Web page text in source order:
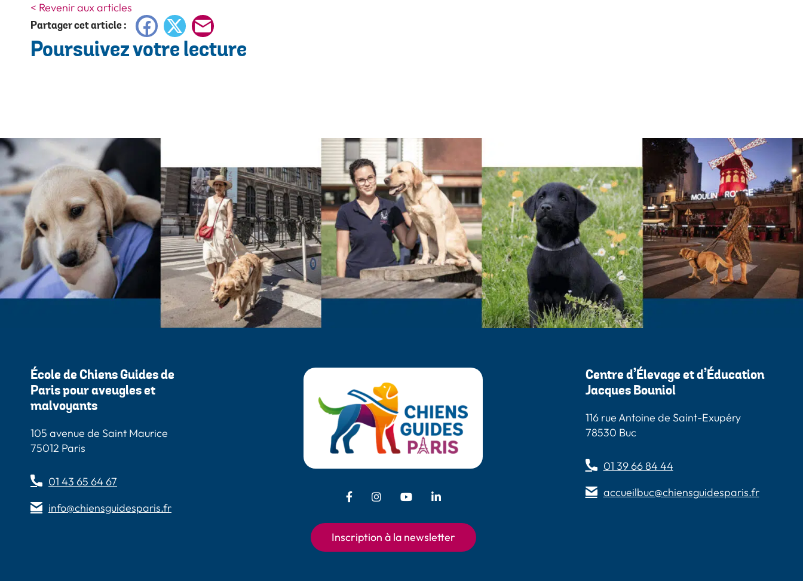
< Revenir aux articles
Partager cet article : Facebook
X
mail
Poursuivez votre lecture
École de Chiens Guides de
Paris pour aveugles et
malvoyants
105 avenue de Saint Maurice
75012 Paris
01 43 65 64 67
info@chiensguidesparis.fr
Facebook - Chiens Guides Paris
Instagram - Chiens Guides Paris
Youtube - Chiens Guides Paris
LinkedIn - Chiens Guides Paris
Inscription à la newsletter
Centre d’Élevage et d’Éducation
Jacques Bouniol
116 rue Antoine de Saint-Exupéry
78530 Buc
01 39 66 84 44
accueilbuc@chiensguidesparis.fr